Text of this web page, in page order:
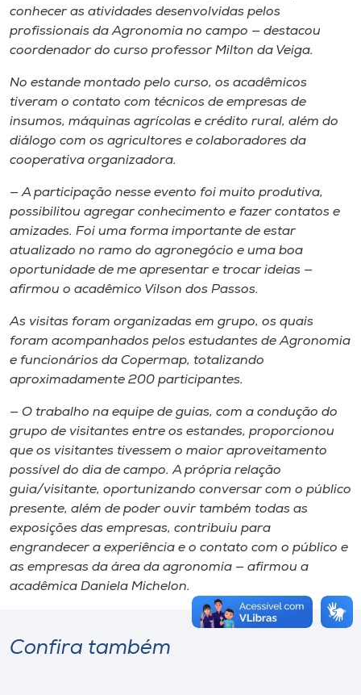
conhecer as atividades desenvolvidas pelos
profissionais da Agronomia no campo — destacou
coordenador do curso professor Milton da Veiga.
No estande montado pelo curso, os acadêmicos
tiveram o contato com técnicos de empresas de
insumos, máquinas agrícolas e crédito rural, além do
diálogo com os agricultores e colaboradores da
cooperativa organizadora.
— A participação nesse evento foi muito produtiva,
possibilitou agregar conhecimento e fazer contatos e
amizades. Foi uma forma importante de estar
atualizado no ramo do agronegócio e uma boa
oportunidade de me apresentar e trocar ideias —
afirmou o acadêmico Vilson dos Passos.
As visitas foram organizadas em grupo, os quais
foram acompanhados pelos estudantes de Agronomia
e funcionários da Copermap, totalizando
aproximadamente 200 participantes.
— O trabalho na equipe de guias, com a condução do
grupo de visitantes entre os estandes, proporcionou
que os visitantes tivessem o maior aproveitamento
possível do dia de campo. A própria relação
guia/visitante, oportunizando conversar com o público
presente, além de poder ouvir também todas as
exposições das empresas, contribuiu para
engrandecer a experiência e o contato com o público e
as empresas da área da agronomia — afirmou a
acadêmica Daniela Michelon.
Confira também